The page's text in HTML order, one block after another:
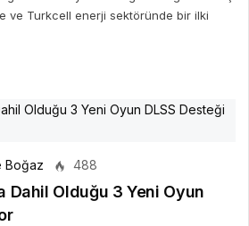
ve Turkcell enerji sektöründe bir ilki
Boğaz 488
Dahil Olduğu 3 Yeni Oyun